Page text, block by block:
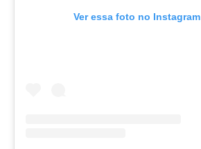
Ver essa foto no Instagram